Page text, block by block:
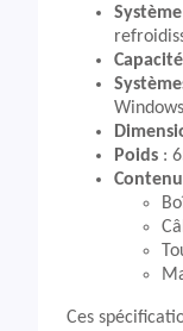
Poids :
Ces